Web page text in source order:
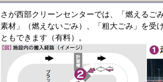
さが西部クリーンセンターでは、「燃えるご
素材」（燃えないごみ）、「粗大ごみ」を受
ともできます（有料）。